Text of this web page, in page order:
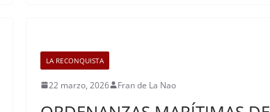
LA RECONQUISTA
22 marzo, 2026 Fran de La Nao